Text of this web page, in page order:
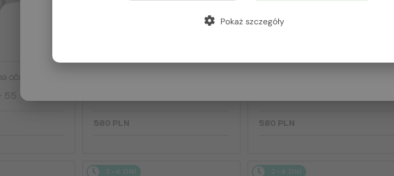
očala
55
580 PLN 580 PLN
2-4 DNI 2-4 DNI
Francja / FR
Pokaż szczegóły